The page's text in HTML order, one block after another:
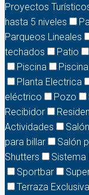
Proyectos
hasta 5 niveles
Parqueos Lineales
techados
Patio
Piscina
Planta Electrica
eléctrico
Pozo
Recibidor
Actividades
para billar
Salón
Shutters
Sistema
Sportbar
Terraza Exclusiva